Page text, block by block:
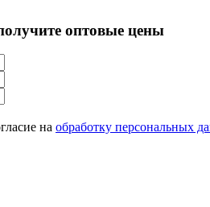
оптовые цены
на обработку персональных